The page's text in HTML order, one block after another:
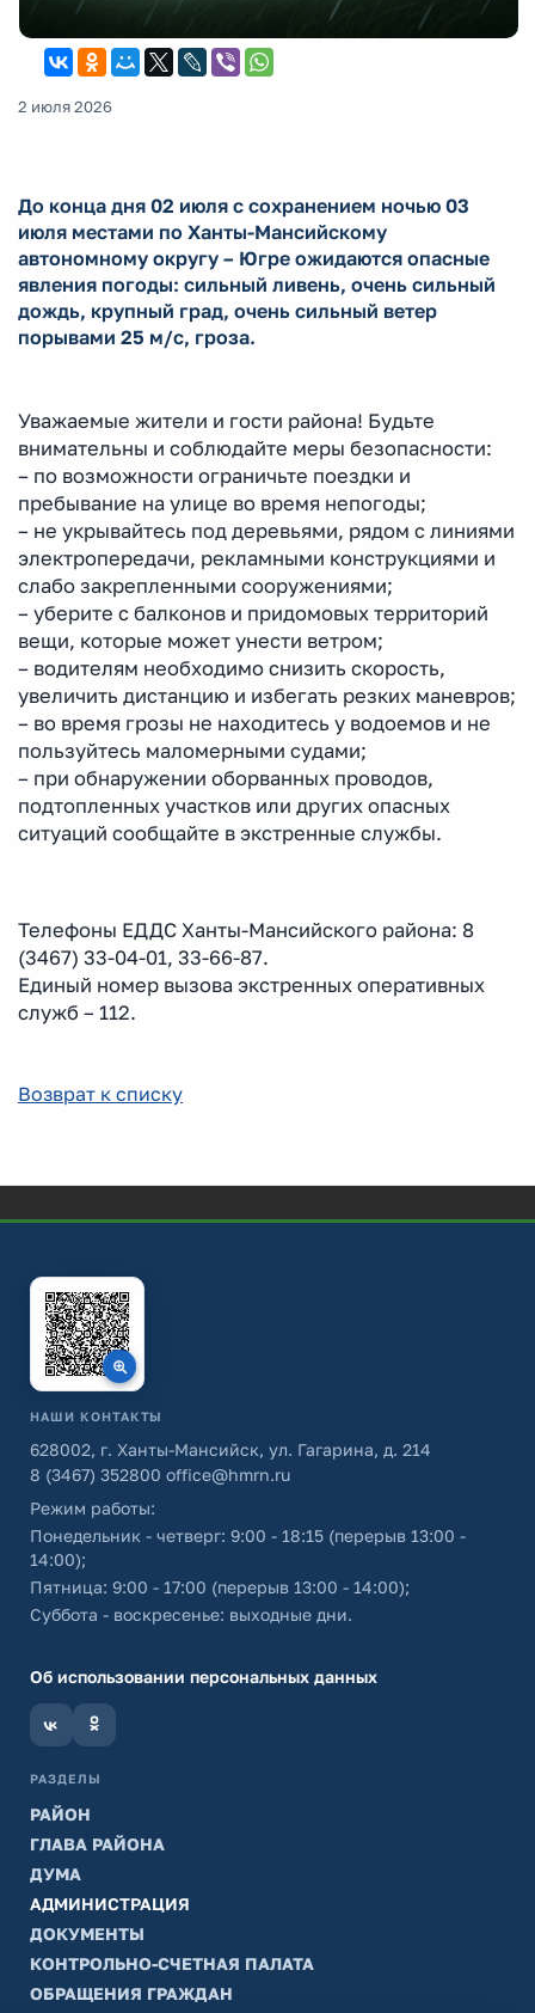
2 июля 2026
До конца дня 02 июля с сохранением ночью 03
июля местами по Ханты-Мансийскому
автономному округу – Югре ожидаются опасные
явления погоды: сильный ливень, очень сильный
дождь, крупный град, очень сильный ветер
порывами 25 м/с, гроза.
Уважаемые жители и гости района! Будьте
внимательны и соблюдайте меры безопасности:
– по возможности ограничьте поездки и
пребывание на улице во время непогоды;
– не укрывайтесь под деревьями, рядом с линиями
электропередачи, рекламными конструкциями и
слабо закрепленными сооружениями;
– уберите с балконов и придомовых территорий
вещи, которые может унести ветром;
– водителям необходимо снизить скорость,
увеличить дистанцию и избегать резких маневров;
– во время грозы не находитесь у водоемов и не
пользуйтесь маломерными судами;
– при обнаружении оборванных проводов,
подтопленных участков или других опасных
ситуаций сообщайте в экстренные службы.
Телефоны ЕДДС Ханты-Мансийского района: 8
(3467) 33-04-01, 33-66-87.
Единый номер вызова экстренных оперативных
служб – 112.
Возврат к списку
НАШИ КОНТАКТЫ
628002, г. Ханты-Мансийск, ул. Гагарина, д. 214
8 (3467) 352800 office@hmrn.ru
Режим работы:
Понедельник - четверг: 9:00 - 18:15 (перерыв 13:00 -
14:00);
Пятница: 9:00 - 17:00 (перерыв 13:00 - 14:00);
Суббота - воскресенье: выходные дни.
Об использовании персональных данных
РАЗДЕЛЫ
РАЙОН
ГЛАВА РАЙОНА
ДУМА
АДМИНИСТРАЦИЯ
ДОКУМЕНТЫ
КОНТРОЛЬНО-СЧЕТНАЯ ПАЛАТА
ОБРАЩЕНИЯ ГРАЖДАН